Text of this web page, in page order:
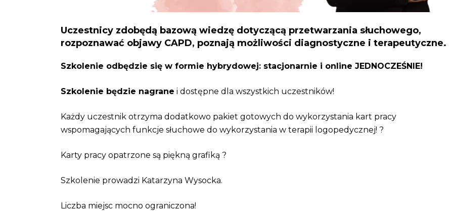
Uczestnicy zdobędą bazową wiedzę dotyczącą przetwarzania słuchowego,
rozpoznawać objawy CAPD, poznają możliwości diagnostyczne i terapeutyczne.
Szkolenie odbędzie się w formie hybrydowej: stacjonarnie i online JEDNOCZEŚNIE!
Szkolenie będzie nagrane i dostępne dla wszystkich uczestników!
Każdy uczestnik otrzyma dodatkowo pakiet gotowych do wykorzystania kart pracy
wspomagających funkcje słuchowe do wykorzystania w terapii logopedycznej! ?
Karty pracy opatrzone są piękną grafiką ?
Szkolenie prowadzi Katarzyna Wysocka.
Liczba miejsc mocno ograniczona!